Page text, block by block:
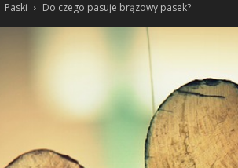
Paski Do czego pasuje brązowy pasek?